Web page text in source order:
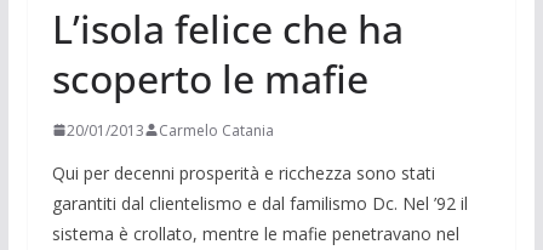
L’isola felice che ha
scoperto le mafie
20/01/2013 Carmelo Catania
Qui per decenni prosperità e ricchezza sono stati
garantiti dal clientelismo e dal familismo Dc. Nel ’92 il
sistema è crollato, mentre le mafie penetravano nel